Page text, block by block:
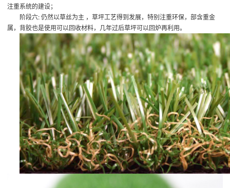
注重系统的建设；
阶段六: 仍然以草丝为主 ，草坪工艺得到发展，特别注重环保，部含重金
属，背胶也是使用可以回收材料，几年过后草坪可以回炉再利用。